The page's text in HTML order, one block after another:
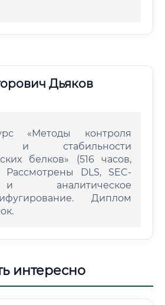
Дьяков
«Методы контроля
и стабильности
белков» (516 часов,
DLS, SEC-
аналитическое
Диплом
интересно